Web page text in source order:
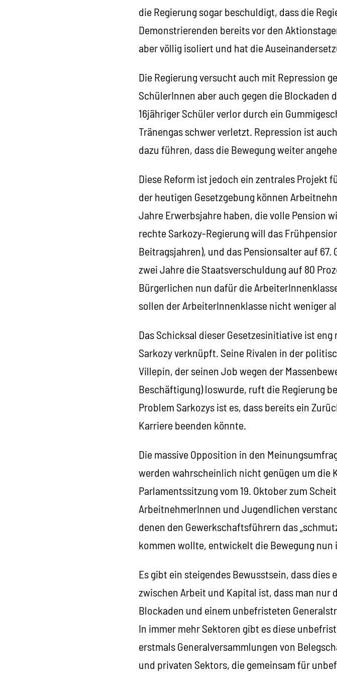
die Regierung sogar beschuldigt, dass die
Demonstrierenden bereits vor den
aber völlig isoliert und hat die
Die Regierung versucht auch mit Repression
SchülerInnen aber auch gegen die
16jähriger Schüler verlor durch ein
Tränengas schwer verletzt. Repression ist
dazu führen, dass die Bewegung weiter
Diese Reform ist jedoch ein zentrales Projekt
der heutigen Gesetzgebung können
Jahre Erwerbsjahre haben, die volle Pension
rechte Sarkozy-Regierung will das
Beitragsjahren), und das Pensionsalter auf
zwei Jahre die Staatsverschuldung auf 80
Bürgerlichen nun dafür die
sollen der ArbeiterInnenklasse nicht weniger
Das Schicksal dieser Gesetzesinitiative ist
Sarkozy verknüpft. Seine Rivalen in der
Villepin, der seinen Job wegen der
Beschäftigung) loswurde, ruft die Regierung
Problem Sarkozys ist es, dass bereits ein
Karriere beenden könnte.
Die massive Opposition in den
werden wahrscheinlich nicht genügen um die
Parlamentssitzung vom 19. Oktober zum
ArbeitnehmerInnen und Jugendlichen
denen den Gewerkschaftsführern das
kommen wollte, entwickelt die Bewegung nun
Es gibt ein steigendes Bewusstsein, dass
zwischen Arbeit und Kapital ist, dass man
Blockaden und einem unbefristeten
In immer mehr Sektoren gibt es diese
erstmals Generalversammlungen von
und privaten Sektors, die gemeinsam für